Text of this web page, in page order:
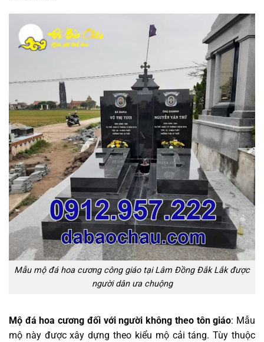
Mẫu mộ đá hoa cương công giáo tại Lâm Đồng Đắk Lắk được
người dân ưa chuộng
Mộ đá hoa cương đối với người không theo tôn giáo: Mẫu
mộ này được xây dựng theo kiểu mộ cải táng. Tùy thuộc